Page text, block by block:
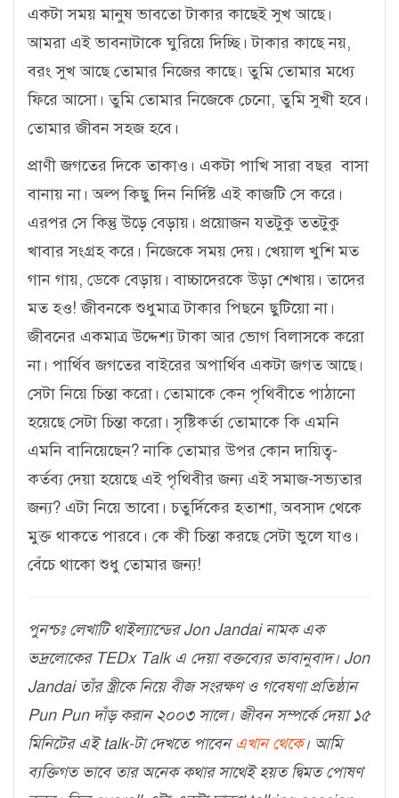
একটা সময় মানুষ ভাবতো টাকার কাছেই সুখ আছে।
আমরা এই ভাবনাটাকে ঘুরিয়ে দিচ্ছি। টাকার কাছে নয়,
বরং সুখ আছে তোমার নিজের কাছে। তুমি তোমার মধ্যে
ফিরে আসো। তুমি তোমার নিজেকে চেনো, তুমি সুখী হবে।
তোমার জীবন সহজ হবে।
প্রাণী জগতের দিকে তাকাও। একটা পাখি সারা বছর বাসা
বানায় না। অল্প কিছু দিন নির্দিষ্ট এই কাজটি সে করে।
এরপর সে কিন্তু উড়ে বেড়ায়। প্রয়োজন যতটুকু ততটুকু
খাবার সংগ্রহ করে। নিজেকে সময় দেয়। খেয়াল খুশি মত
গান গায়, ডেকে বেড়ায়। বাচ্চাদেরকে উড়া শেখায়। তাদের
মত হও! জীবনকে শুধুমাত্র টাকার পিছনে ছুটিয়ো না।
জীবনের একমাত্র উদ্দেশ্য টাকা আর ভোগ বিলাসকে করো
না। পার্থিব জগতের বাইরের অপার্থিব একটা জগত আছে।
সেটা নিয়ে চিন্তা করো। তোমাকে কেন পৃথিবীতে পাঠানো
হয়েছে সেটা চিন্তা করো। সৃষ্টিকর্তা তোমাকে কি এমনি
এমনি বানিয়েছেন? নাকি তোমার উপর কোন দায়িত্ব-
কর্তব্য দেয়া হয়েছে এই পৃথিবীর জন্য এই সমাজ-সভ্যতার
জন্য? এটা নিয়ে ভাবো। চতুর্দিকের হতাশা, অবসাদ থেকে
মুক্ত থাকতে পারবে। কে কী চিন্তা করছে সেটা ভুলে যাও।
বেঁচে থাকো শুধু তোমার জন্য!
পুনশ্চঃ লেখাটি থাইল্যান্ডের Jon Jandai নামক এক
ভদ্রলোকের TEDx Talk এ দেয়া বক্তব্যের ভাবানুবাদ। Jon
Jandai তাঁর স্ত্রীকে নিয়ে বীজ সংরক্ষণ ও গবেষণা প্রতিষ্ঠান
Pun Pun দাঁড় করান ২০০৩ সালে। জীবন সম্পর্কে দেয়া ১৫
মিনিটের এই talk-টা দেখতে পাবেনএখান থেকে। আমি
ব্যক্তিগত ভাবে তার অনেক কথার সাথেই হয়ত দ্বিমত পোষণ